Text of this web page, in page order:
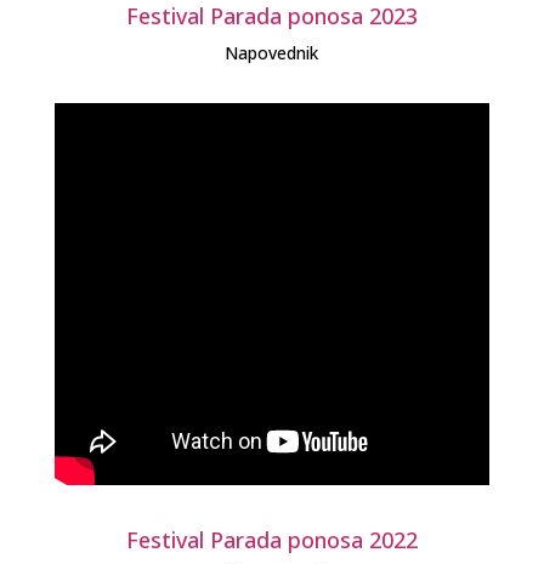
Festival Parada ponosa 2023
Napovednik
Festival Parada ponosa 2022